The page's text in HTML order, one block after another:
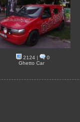
2124|
0
Ghetto Car